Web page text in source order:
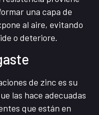
una capa de
al aire, evitando
o deteriore.
de zinc es su
las hace adecuadas
que están en